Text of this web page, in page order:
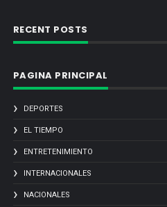
RECENT POSTS
PAGINA PRINCIPAL
DEPORTES
EL TIEMPO
ENTRETENIMIENTO
INTERNACIONALES
NACIONALES